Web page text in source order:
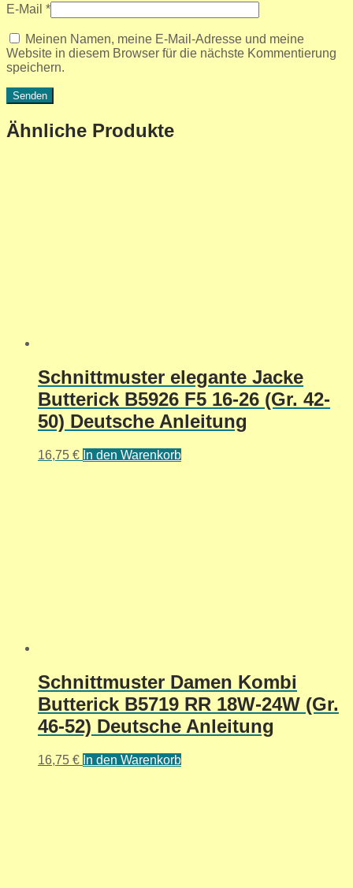
E-Mail *
Meinen Namen, meine E-Mail-Adresse und meine
Website in diesem Browser für die nächste Kommentierung
speichern.
Ähnliche Produkte
Schnittmuster elegante Jacke
Butterick B5926 F5 16-26 (Gr. 42-
50) Deutsche Anleitung
16,75 € In den Warenkorb
Schnittmuster Damen Kombi
Butterick B5719 RR 18W-24W (Gr.
46-52) Deutsche Anleitung
16,75 € In den Warenkorb